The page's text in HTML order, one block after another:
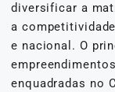
diversificar a
a
e nacional. O
enquadradas no